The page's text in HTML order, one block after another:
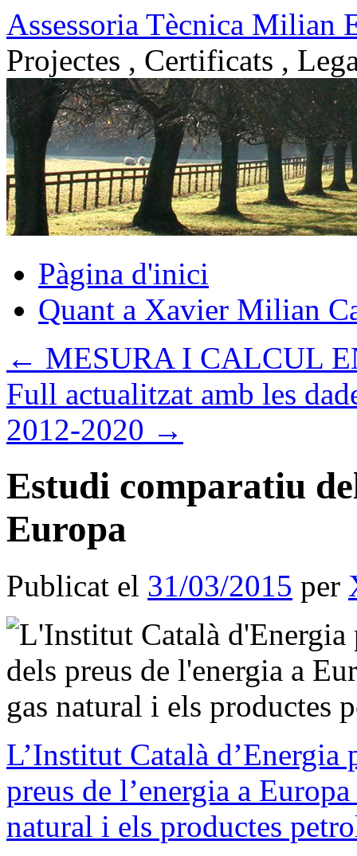
Vés
al
contingut
Assessoria Tècnica Milian
Projectes , Certificats ,
Pàgina d'inici
Quant a Xavier Milian
← MESURA I CALCUL
Full actualitzat amb les
2012-2020 →
Estudi comparatiu
Europa
Publicat el 31/03/2015 per
L’Institut Català
preus de l’energia a
natural i els productes